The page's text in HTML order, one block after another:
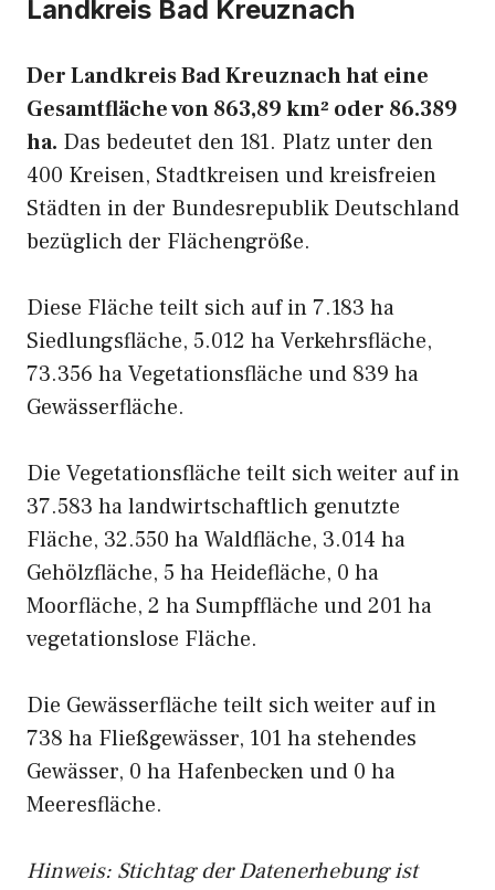
Landkreis Bad Kreuznach
Der Landkreis Bad Kreuznach hat eine
Gesamtfläche von 863,89 km² oder 86.389
ha. Das bedeutet den 181. Platz unter den
400 Kreisen, Stadtkreisen und kreisfreien
Städten in der Bundesrepublik Deutschland
bezüglich der Flächengröße.
Diese Fläche teilt sich auf in 7.183 ha
Siedlungsfläche, 5.012 ha Verkehrsfläche,
73.356 ha Vegetationsfläche und 839 ha
Gewässerfläche.
Die Vegetationsfläche teilt sich weiter auf in
37.583 ha landwirtschaftlich genutzte
Fläche, 32.550 ha Waldfläche, 3.014 ha
Gehölzfläche, 5 ha Heidefläche, 0 ha
Moorfläche, 2 ha Sumpffläche und 201 ha
vegetationslose Fläche.
Die Gewässerfläche teilt sich weiter auf in
738 ha Fließgewässer, 101 ha stehendes
Gewässer, 0 ha Hafenbecken und 0 ha
Meeresfläche.
Hinweis: Stichtag der Datenerhebung ist